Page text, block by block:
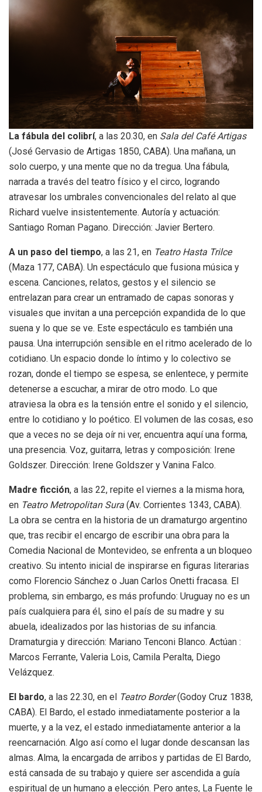
La fábula del colibrí, a las 20.30, en Sala del Café Artigas
(José Gervasio de Artigas 1850, CABA). Una mañana, un
solo cuerpo, y una mente que no da tregua. Una fábula,
narrada a través del teatro físico y el circo, logrando
atravesar los umbrales convencionales del relato al que
Richard vuelve insistentemente. Autoría y actuación:
Santiago Roman Pagano. Dirección: Javier Bertero.
A un paso del tiempo, a las 21, en Teatro Hasta Trilce
(Maza 177, CABA). Un espectáculo que fusiona música y
escena. Canciones, relatos, gestos y el silencio se
entrelazan para crear un entramado de capas sonoras y
visuales que invitan a una percepción expandida de lo que
suena y lo que se ve. Este espectáculo es también una
pausa. Una interrupción sensible en el ritmo acelerado de lo
cotidiano. Un espacio donde lo íntimo y lo colectivo se
rozan, donde el tiempo se espesa, se enlentece, y permite
detenerse a escuchar, a mirar de otro modo. Lo que
atraviesa la obra es la tensión entre el sonido y el silencio,
entre lo cotidiano y lo poético. El volumen de las cosas, eso
que a veces no se deja oír ni ver, encuentra aquí una forma,
una presencia. Voz, guitarra, letras y composición: Irene
Goldszer. Dirección: Irene Goldszer y Vanina Falco.
Madre ficción, a las 22, repite el viernes a la misma hora,
en Teatro Metropolitan Sura (Av. Corrientes 1343, CABA).
La obra se centra en la historia de un dramaturgo argentino
que, tras recibir el encargo de escribir una obra para la
Comedia Nacional de Montevideo, se enfrenta a un bloqueo
creativo. Su intento inicial de inspirarse en figuras literarias
como Florencio Sánchez o Juan Carlos Onetti fracasa. El
problema, sin embargo, es más profundo: Uruguay no es un
país cualquiera para él, sino el país de su madre y su
abuela, idealizados por las historias de su infancia.
Dramaturgia y dirección: Mariano Tenconi Blanco. Actúan :
Marcos Ferrante, Valeria Lois, Camila Peralta, Diego
Velázquez.
El bardo, a las 22.30, en el Teatro Border(Godoy Cruz 1838,
CABA). El Bardo, el estado inmediatamente posterior a la
muerte, y a la vez, el estado inmediatamente anterior a la
reencarnación. Algo así como el lugar donde descansan las
almas. Alma, la encargada de arribos y partidas de El Bardo,
está cansada de su trabajo y quiere ser ascendida a guía
espiritual de un humano a elección. Pero antes, La Fuente le